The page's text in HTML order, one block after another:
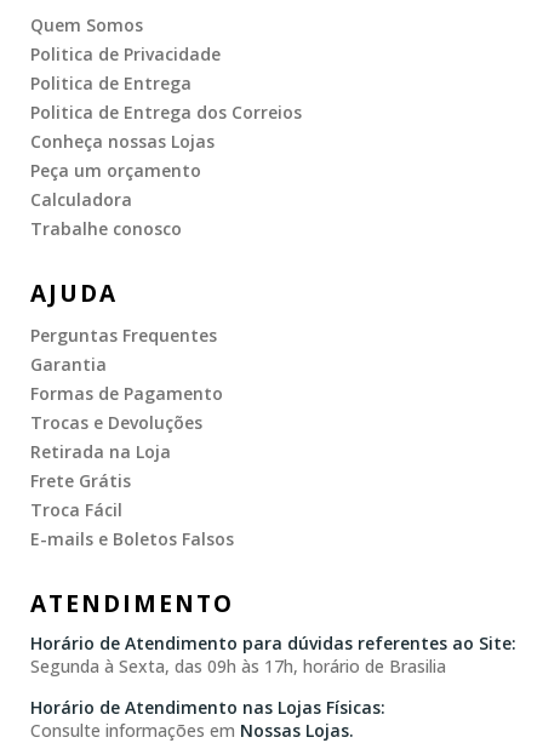
Quem Somos
Politica de Privacidade
Politica de Entrega
Politica de Entrega dos Correios
Conheça nossas Lojas
Peça um orçamento
Calculadora
Trabalhe conosco
AJUDA
Perguntas Frequentes
Garantia
Formas de Pagamento
Trocas e Devoluções
Retirada na Loja
Frete Grátis
Troca Fácil
E-mails e Boletos Falsos
ATENDIMENTO
Horário de Atendimento para dúvidas referentes ao Site:
Segunda à Sexta, das 09h às 17h, horário de Brasilia
Horário de Atendimento nas Lojas Físicas:
Consulte informações em Nossas Lojas.